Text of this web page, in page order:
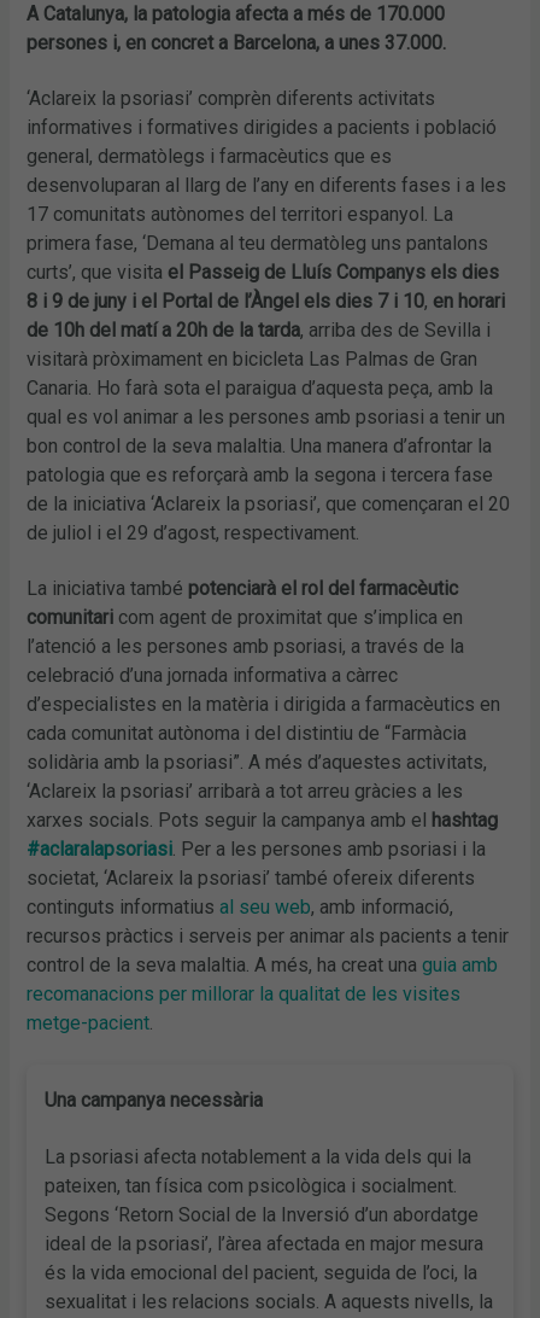
A Catalunya, la patologia afecta a més de 170.000
persones i, en concret a Barcelona, a unes 37.000.
‘Aclareix la psoriasi’ comprèn diferents activitats
informatives i formatives dirigides a pacients i població
general, dermatòlegs i farmacèutics que es
desenvoluparan al llarg de l’any en diferents fases i a les
17 comunitats autònomes del territori espanyol. La
primera fase, ‘Demana al teu dermatòleg uns pantalons
curts’, que visita el Passeig de Lluís Companys els dies
8 i 9 de juny i el Portal de l’Àngel els dies 7 i 10, en horari
de 10h del matí a 20h de la tarda, arriba des de Sevilla i
visitarà pròximament en bicicleta Las Palmas de Gran
Canaria. Ho farà sota el paraigua d’aquesta peça, amb la
qual es vol animar a les persones amb psoriasi a tenir un
bon control de la seva malaltia. Una manera d’afrontar la
patologia que es reforçarà amb la segona i tercera fase
de la iniciativa ‘Aclareix la psoriasi’, que començaran el 20
de juliol i el 29 d’agost, respectivament.
La iniciativa també potenciarà el rol del farmacèutic
comunitari com agent de proximitat que s’implica en
l’atenció a les persones amb psoriasi, a través de la
celebració d’una jornada informativa a càrrec
d’especialistes en la matèria i dirigida a farmacèutics en
cada comunitat autònoma i del distintiu de “Farmàcia
solidària amb la psoriasi”. A més d’aquestes activitats,
‘Aclareix la psoriasi’ arribarà a tot arreu gràcies a les
xarxes socials. Pots seguir la campanya amb el hashtag
#aclaralapsoriasi . Per a les persones amb psoriasi i la
societat, ‘Aclareix la psoriasi’ també ofereix diferents
continguts informatiusal seu web, amb informació,
recursos pràctics i serveis per animar als pacients a tenir
control de la seva malaltia. A més, ha creat unaguia amb
recomanacions per millorar la qualitat de les visites
metge-pacient
Una campanya necessària
La psoriasi afecta notablement a la vida dels qui la
pateixen, tan física com psicològica i socialment.
Segons ‘Retorn Social de la Inversió d’un abordatge
ideal de la psoriasi’, l’àrea afectada en major mesura
és la vida emocional del pacient, seguida de l’oci, la
sexualitat i les relacions socials. A aquests nivells, la